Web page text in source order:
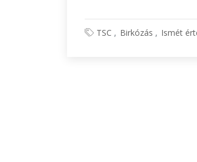
TSC Birkózás Ismét